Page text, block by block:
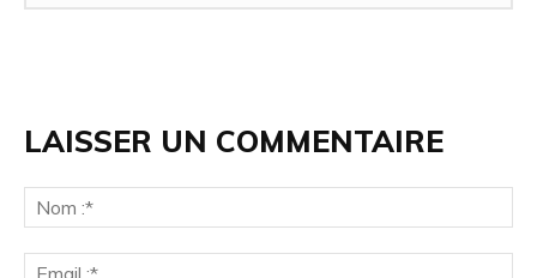
LAISSER UN COMMENTAIRE
:*